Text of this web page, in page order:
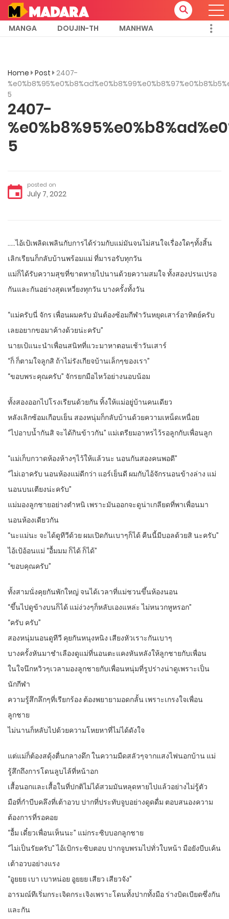
MANGA DOUJIN-TH MANHWA
Home Post 2407-
5
2407-
5
posted on
July 7, 2022
…..ไอ้เป้เพลิดเพลินกับการได้ร่วมกับแม่มันจนไม่สนใจเรื่องใดๆทั้งสิ้น
เลิกเรียนก็กลับบ้านพร้อมแม่ ที่มารอรับทุกวัน
แม่ก็ได้รับความสุขที่ขาดหายไปนานด้วยความสมใจ ทั้งสองปรนเปรอ
กันและกันอย่างสุดเหวี่ยงทุกวัน บางครั้งทั้งวัน
“แม่ครับนี่ จักร เพื่อนผมครับ มันต้องซ้อมกีฬาวันหยุดเสาร์อาทิตย์ครับ
เลยอยากขอมาค้างด้วยน่ะครับ”
นายเป้แนะนำเพื่อนสนิทที่แวะมาหาตอนเช้าวันเสาร์
“ก็ ก็ตามใจลูกสิ ถ้าไม่รังเกียจบ้านเล็กๆของเรา”
“ขอบพระคุณครับ” จักรยกมือไหว้อย่างนอบน้อม
ทั้งสองออกไปโรงเรียนด้วยกัน ทิ้งให้แม่อยู่บ้านคนเดียว
หลังเลิกซ้อมเกือบเย็น สองหนุ่มก็กลับบ้านด้วยความเหน็ดเหนื่อย
“ไปอาบน้ำกันสิ จะได้กินข้าวกัน” แม่เตรียมอาหรไว้รอลูกกับเพื่อนลูก
“แม่เก็บกวาดห้องห้างๆไว้ให้แล้วนะ นอนกันสองคนพอดี”
“ไม่เอาครับ นอนห้องแม่ดีกว่า แอร์เย็นดี ผมกับไอ้จักรนอนข้างล่าง แม่
นอนบนเตียงน่ะครับ”
แม่มองลูกชายอย่างตำหนิ เพราะมันออกจะดูน่าเกลียดที่พาเพื่อนมา
นอนห้องเดียวกัน
“นะแม่นะ จะได้ดูทีวีด้วย ผมเปิดกันเบาๆก็ได้ คืนนี้มีบอลด้วยสิ นะครับ”
ไอ้เป้อ้อนแม่ “อื้มมม ก็ได้ ก็ได้”
“ขอบคุณครับ”
ทั้งสามนั่งคุยกันพักใหญ่ จนได้เวลาที่แม่ชวนขึ้นห้องนอน
“ขึ้นไปดูข้างบนก็ได้ แม่ง่วงๆก็หลับเองแหล่ะ ไม่หนวกหูหรอก”
“ครับ ครับ”
สองหนุ่มนอนดูทีวี คุยกันหนุงหนิง เสียงหัวเราะกันเบาๆ
บางครั้งหันมาชำเลืองดูแม่ที่นอนตะแคงหันหลังให้ลูกชายกับเพื่อน
ในใจนึกหวิวๆเวลามองลูกชายกับเพื่อนหนุ่มที่รูปร่างน่าดูเพราะเป็น
นักกีฬา
ความรู้สึกลึกๆที่เรียกร้อง ต้องพยายามอดกลั้น เพราะเกรงใจเพื่อน
ลูกชาย
ไม่นานก็หลับไปด้วยความโหยหาที่ไม่ได้ดังใจ
แต่แม่ก็ต้องสดุ้งตื่นกลางดึก ในความมืดสลัวๆจากแสงไฟนอกบ้าน แม่
รู้สึกถึงการโดนลูบไล้ที่หน้าอก
เสื้อนอกและเสื้อในที่ปกติไม่ได้สวมมันหลุดหายไปแล้วอย่างไม่รู้ตัว
มือที่กำบีบคลึงที่เต้าอวบ ปากที่ประทับจูบอย่างดูดดื่ม ตอบสนองความ
ต้องการที่รอคอย
“อื้ม เดี๋ยวเพื่อนเห็นนะ” แม่กระซิบบอกลูกชาย
“ไม่เป็นรัยครับ” ไอ้เป้กระซิบตอบ ปากจูบพรมไปทั่วใบหน้า มือยังบีบเค้น
เต้าอวบอย่างแรง
“อูยยย เบา เบาหน่อย อูยยย เสียว เสียวจัง”
อารมณ์ทีเริ่มกระเจิดกระเจิงเพราะโดนทั้งปากทั้งมือ ร่างบิดเบียดซึ่งกัน
และกัน